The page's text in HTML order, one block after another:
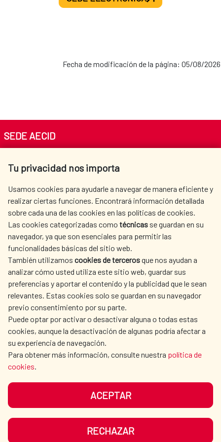
2019-2022
En la actualidad, se encuentran vigentes las
siguientesAlianzas para el Desarrollo Sostenible:
Alianza para el Desarrollo Sostenible entre
España y Egipto 2025-2030
Alianza para el Desarrollo Sostenible España-
Egipto 2025-2030 (Árabe)
Sustainable Development Alliance between
Spain - Egypt 2025-2030
Alianza para el Desarrollo Sostenible España-
Panamá 2026–2030
Alianza para el Desarrollo de España y
Uruguay 2025-2030
Fecha de modificación de la página: 05/08/2026
Tu privacidad nos importa
Usamos cookies para ayudarle a navegar de manera eficiente y
realizar ciertas funciones. Encontrará información detallada
sobre cada una de las cookies en las políticas de cookies.
Las cookies categorizadas como técnicas se guardan en su
navegador, ya que son esenciales para permitir las
funcionalidades básicas del sitio web.
También utilizamos cookies de tercerosque nos ayudan a
analizar cómo usted utiliza este sitio web, guardar sus
preferencias y aportar el contenido y la publicidad que le sean
relevantes. Estas cookies solo se guardan en su navegador
previo consentimiento por su parte.
Puede optar por activar o desactivar alguna o todas estas
cookies, aunque la desactivación de algunas podría afectar a
su experiencia de navegación.
Para obtener más información, consulte nuestra política de
cookies.
ACEPTAR
RECHAZAR
SEDE AECID
Tel. +34 900 20 30 54​​​​​​​
AECID
OÙ NOUS COOPÉRONS
L'ACTION HUMANITAIRE
ESPAGNOLE
SALLE DE PRESSE
CULTURE ET SCIENCE BIBLIOTHÈQUE
NOS RÉSEAUX SOCIAUX
PROTECTION DES DONNÉES
PLAN DU SITE